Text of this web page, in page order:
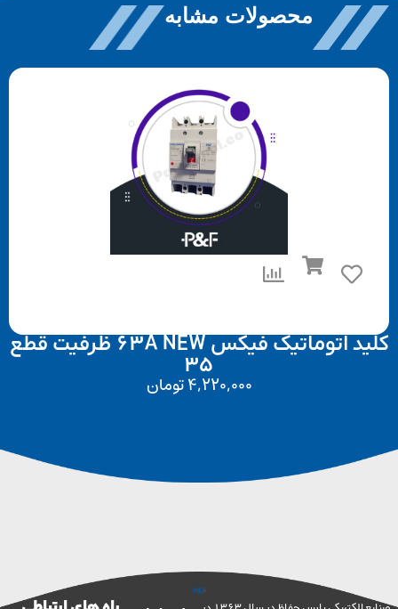
محصولات مشابه
کلید اتوماتیک فیکس 63A NEW ظرفیت قطع
4,220,000تومان